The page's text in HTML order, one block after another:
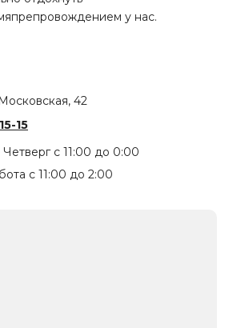
у нас.
42
15
с 11:00 до 0:00
с 11:00 до 2:00